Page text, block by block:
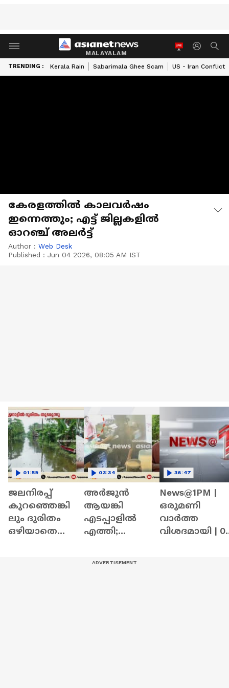
MALAYALAM
TRENDING : Kerala Rain Sabarimala Ghee Scam US - Iran Conflict
കേരളത്തിൽ കാലവർഷം
ഇന്നെത്തും; എട്ട് ജില്ലകളിൽ
ഓറഞ്ച് അലർട്ട്
Author : Web Desk
Published : Jun 04 2026, 08:05 AM IST
ജലനിരപ്പ്
കുറഞ്ഞെങ്കി
ലും ദുരിതം
ഒഴിയാതെ
01:59
അർജുൻ
ആയങ്കി
എടപ്പാളിൽ
എത്തി;
03:34
News@1PM |
ഒരുമണി
വാർത്ത
വിശദമായി |
36:47